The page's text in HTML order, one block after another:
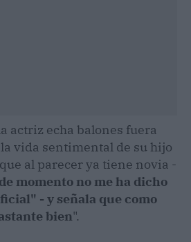
actriz echa balones fuera
vida sentimental de su hijo
al parecer ya tiene novia -
momento no me ha dicho
- y señala que como
bien".